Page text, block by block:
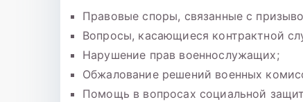
Правовые споры, связанные с
Вопросы, касающиеся контрактной
Нарушение прав военнослужащих;
Обжалование решений военных
Помощь в вопросах социальной